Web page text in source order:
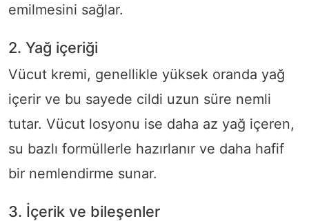
emilmesini sağlar.
2. Yağ içeriği
Vücut kremi, genellikle yüksek oranda yağ
içerir ve bu sayede cildi uzun süre nemli
tutar. Vücut losyonu ise daha az yağ içeren,
su bazlı formüllerle hazırlanır ve daha hafif
bir nemlendirme sunar.
3. İçerik ve bileşenler